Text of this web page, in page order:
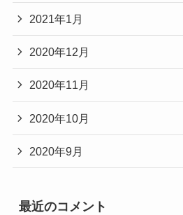
2021年1月
2020年12月
2020年11月
2020年10月
2020年9月
最近のコメント